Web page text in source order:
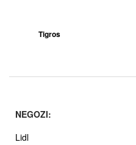
Tigros
NEGOZI:
Lidl